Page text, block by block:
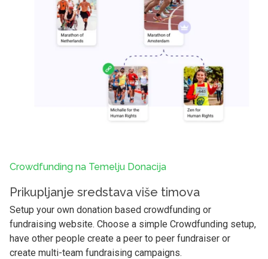
Crowdfunding na Temelju Donacija
Prikupljanje sredstava više timova
Setup your own donation based crowdfunding or
fundraising website. Choose a simple Crowdfunding setup,
have other people create a peer to peer fundraiser or
create multi-team fundraising campaigns.